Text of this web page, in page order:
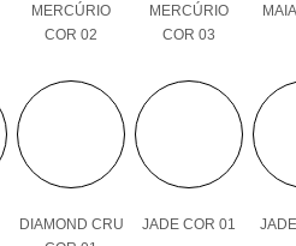
MERCÚRIO
COR 02
MERCÚRIO
COR 03
DIAMOND CRU
JADE COR 01